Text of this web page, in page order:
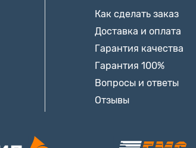
Как сделать заказ
Доставка и оплата
Гарантия качества
Гарантия 100%
Вопросы и ответы
Отзывы